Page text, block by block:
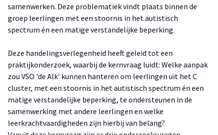
samenwerken. Deze problematiek vindt plaats binnen de
groep leerlingen met een stoornis in het autistisch
spectrum én een matige verstandelijke beperking.
Deze handelingsverlegenheid heeft geleid tot een
praktijkonderzoek, waarbij de kernvraag luidt: Welke aanpak
zou VSO 'de Alk' kunnen hanteren om leerlingen uit het C
cluster, met een stoornis in het autistisch spectrum én een
matige verstandelijke beperking, te ondersteunen in de
samenwerking met andere leerlingen en welke
leerkrachtvaardigheden zijn hierbij van belang?